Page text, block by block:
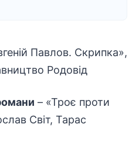
Павлов. Скрипка»,
Родовід
– «Троє проти
Світ, Тарас